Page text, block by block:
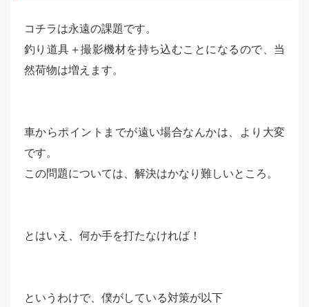
コチラは永遠の課題です。
釣り道具＋撮影機材を持ち込むことになるので、当
然荷物は増えます。
車からポイントまでが遠い場合なんかは、より大変
です。
この問題については、解決はかなり難しいところ。
とはいえ、何か手を打たなければ！
というわけで、僕がしている対策が以下